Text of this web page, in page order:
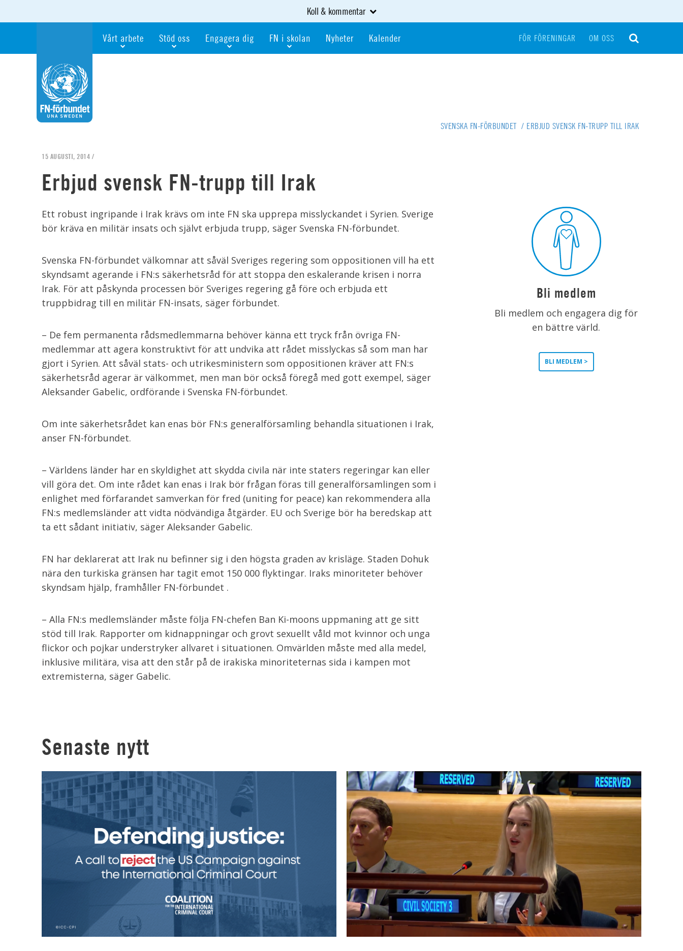
Koll & kommentar
Vårt arbete Stöd oss Engagera dig FN i skolan Nyheter Kalender FÖR FÖRENINGAR OM OSS
SVENSKA FN-FÖRBUNDET / ERBJUD SVENSK FN-TRUPP TILL IRAK
15 AUGUSTI, 2014 /
Erbjud svensk FN-trupp till Irak
Ett robust ingripande i Irak krävs om inte FN ska upprepa misslyckandet i Syrien. Sverige
bör kräva en militär insats och självt erbjuda trupp, säger Svenska FN-förbundet.
Svenska FN-förbundet välkomnar att såväl Sveriges regering som oppositionen vill ha ett
skyndsamt agerande i FN:s säkerhetsråd för att stoppa den eskalerande krisen i norra
Irak. För att påskynda processen bör Sveriges regering gå före och erbjuda ett
truppbidrag till en militär FN-insats, säger förbundet.
– De fem permanenta rådsmedlemmarna behöver känna ett tryck från övriga FN-
medlemmar att agera konstruktivt för att undvika att rådet misslyckas så som man har
gjort i Syrien. Att såväl stats- och utrikesministern som oppositionen kräver att FN:s
säkerhetsråd agerar är välkommet, men man bör också föregå med gott exempel, säger
Aleksander Gabelic, ordförande i Svenska FN-förbundet.
Om inte säkerhetsrådet kan enas bör FN:s generalförsamling behandla situationen i Irak,
anser FN-förbundet.
– Världens länder har en skyldighet att skydda civila när inte staters regeringar kan eller
vill göra det. Om inte rådet kan enas i Irak bör frågan föras till generalförsamlingen som i
enlighet med förfarandet samverkan för fred (uniting for peace) kan rekommendera alla
FN:s medlemsländer att vidta nödvändiga åtgärder. EU och Sverige bör ha beredskap att
ta ett sådant initiativ, säger Aleksander Gabelic.
FN har deklarerat att Irak nu befinner sig i den högsta graden av krisläge. Staden Dohuk
nära den turkiska gränsen har tagit emot 150 000 flyktingar. Iraks minoriteter behöver
skyndsam hjälp, framhåller FN-förbundet .
– Alla FN:s medlemsländer måste följa FN-chefen Ban Ki-moons uppmaning att ge sitt
stöd till Irak. Rapporter om kidnappningar och grovt sexuellt våld mot kvinnor och unga
flickor och pojkar understryker allvaret i situationen. Omvärlden måste med alla medel,
inklusive militära, visa att den står på de irakiska minoriteternas sida i kampen mot
extremisterna, säger Gabelic.
Bli medlem
Bli medlem och engagera dig för
en bättre värld.
BLI MEDLEM >
Senaste nytt